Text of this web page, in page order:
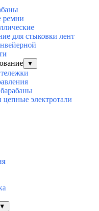
ремни
для стыковки лент
▼
электротали
▼